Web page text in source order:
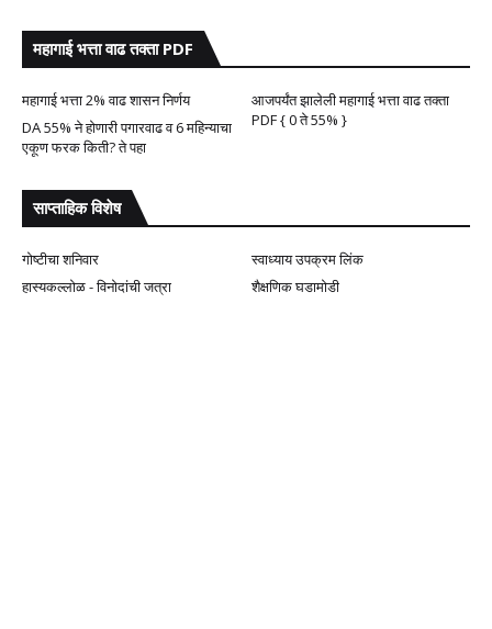
महागाई भत्ता वाढ तक्ता PDF
महागाई भत्ता 2% वाढ शासन निर्णय
आजपर्यंत झालेली महागाई भत्ता वाढ तक्ता
PDF { 0 ते 55% }
DA 55% ने होणारी पगारवाढ व 6 महिन्याचा
एकूण फरक किती? ते पहा
साप्ताहिक विशेष
गोष्टीचा शनिवार
स्वाध्याय उपक्रम लिंक
हास्यकल्लोळ - विनोदांची जत्रा
शैक्षणिक घडामोडी